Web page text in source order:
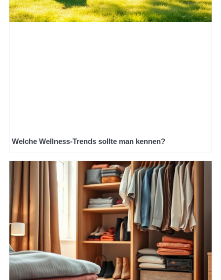
Welche Wellness-Trends sollte man kennen?